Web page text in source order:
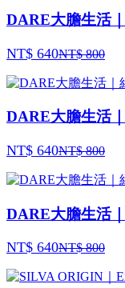
DARE大膽生活
NT$ 640NT$ 800
DARE大膽生活
NT$ 640NT$ 800
DARE大膽生活
NT$ 640NT$ 800